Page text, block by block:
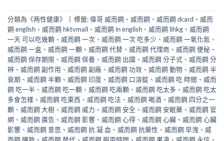
分類為《两性健康》 標籤:偉哥 威而鋼 、 威而鋼 、 威而鋼 dcard 、 威而
鋼 english 、 威而鋼 hktvmall 、 威而鋼 in english 、 威而鋼 lihkg 、 威而鋼
一天 可以吃幾顆 、 威而鋼 一次 、 威而鋼 一次 吃多少 、 威而鋼 一氧化氮 、
威而鋼 一盒 、 威而鋼 一顆 、 威而鋼 代替 、 威而鋼 代理商 、 威而鋼 便秘 、
威而鋼 保存期限 、 威而鋼 保養 、 威而鋼 出國 、 威而鋼 分子式 、 威而鋼 分
辨 、 威而鋼 副作用 、 威而鋼 副廠 、 威而鋼 功效 、 威而鋼 動物 、 威而鋼 半
衰期 、 威而鋼 半顆 、 威而鋼 印度 、 威而鋼 口溶錠 、 威而鋼 吃 時間 、 威而
鋼 吃一半 、 威而鋼 吃一顆 、 威而鋼 吃兩顆 、 威而鋼 吃太多 、 威而鋼 吃太
多會怎樣 、 威而鋼 吃東西 、 威而鋼 吃法 、 威而鋼 喝酒 、 威而鋼 四分之一
顆 、 威而鋼 大樹 、 威而鋼 威力 、 威而鋼 安全 、 威而鋼 安眠藥 、 威而鋼 官
網 、 威而鋼 廣告 、 威而鋼 影響 、 威而鋼 心得 、 威而鋼 心臟 、 威而鋼 心臟
影響 、 威而鋼 意思 、 威而鋼 抗 凝 血 、 威而鋼 抗藥性 、 威而鋼 早洩 、 威